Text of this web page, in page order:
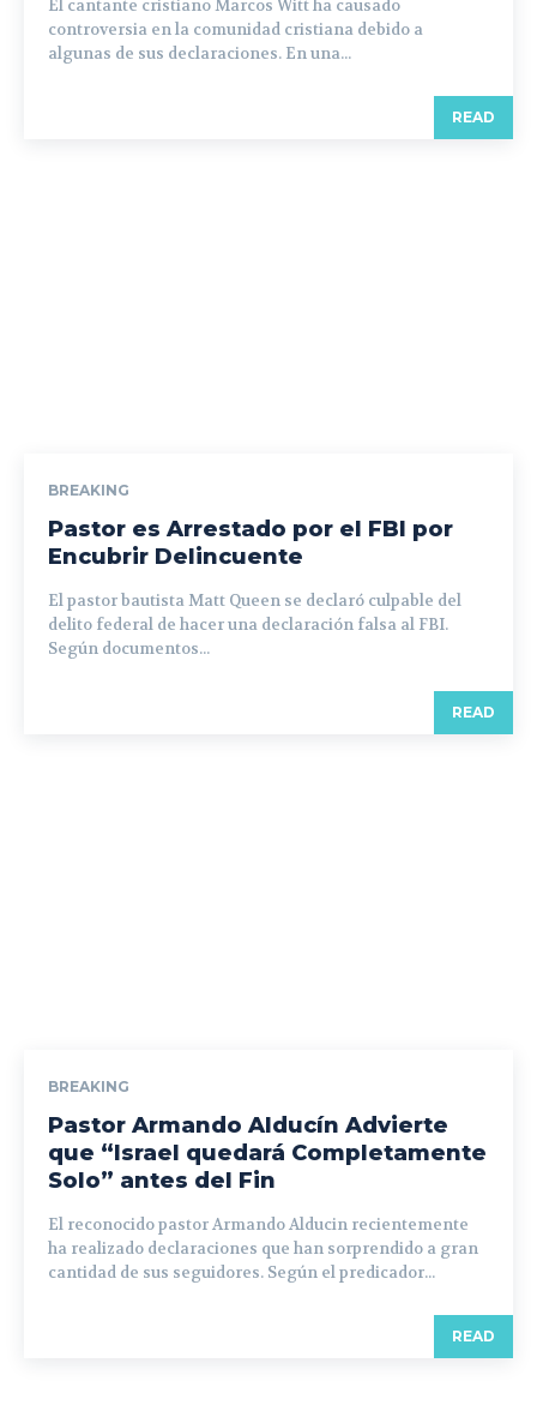
El cantante cristiano Marcos Witt ha causado
controversia en la comunidad cristiana debido a
algunas de sus declaraciones. En una...
READ
BREAKING
Pastor es Arrestado por el FBI por
Encubrir Delincuente
El pastor bautista Matt Queen se declaró culpable del
delito federal de hacer una declaración falsa al FBI.
Según documentos...
READ
BREAKING
Pastor Armando Alducín Advierte
que “Israel quedará Completamente
Solo” antes del Fin
El reconocido pastor Armando Alducin recientemente
ha realizado declaraciones que han sorprendido a gran
cantidad de sus seguidores. Según el predicador...
READ